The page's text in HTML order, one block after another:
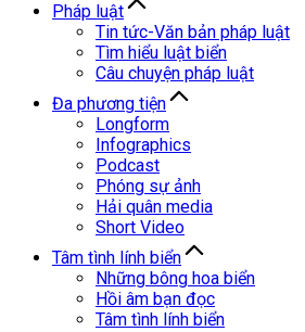
Pháp luật
Tin tức-Văn bản pháp luật
Tìm hiểu luật biển
Câu chuyện pháp luật
Đa phương tiện
Longform
Infographics
Podcast
Phóng sự ảnh
Hải quân media
Short Video
Tâm tình lính biển
Những bông hoa biển
Hồi âm bạn đọc
Tâm tình lính biển